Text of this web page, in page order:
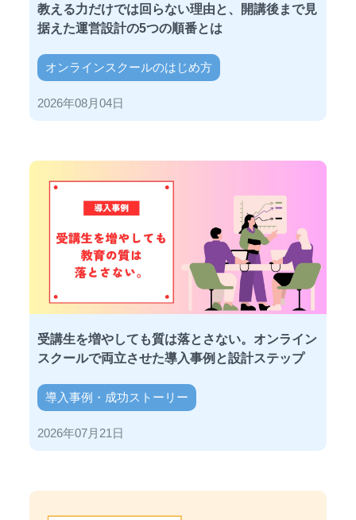
教える力だけでは回らない理由と、開講後まで見
据えた運営設計の5つの順番とは
オンラインスクールのはじめ方
2026年08月04日
受講生を増やしても質は落とさない。オンライン
スクールで両立させた導入事例と設計ステップ
導入事例・成功ストーリー
2026年07月21日